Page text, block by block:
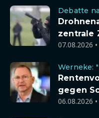
Debatte
zentrale
07.08.2026
Werneke:
gegen
06.08.2026